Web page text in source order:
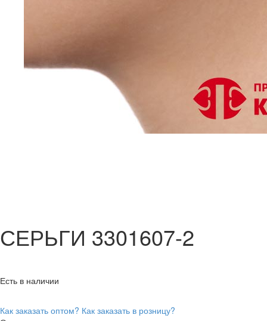
СЕРЬГИ 3301607-2
Есть в наличии
Как заказать оптом? Как заказать в розницу?